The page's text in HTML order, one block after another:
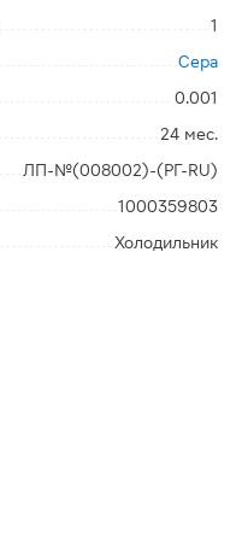
1
Сера
0.001
24 мес.
ЛП-№(008002)-(РГ-RU)
1000359803
Холодильник